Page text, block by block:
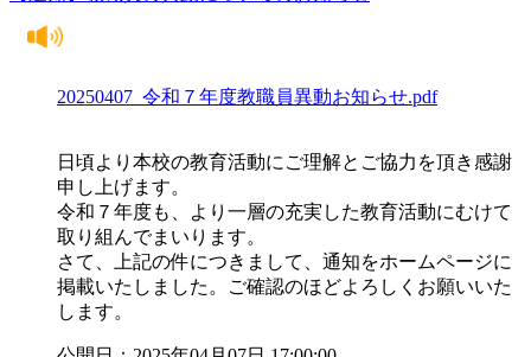
20250407_令和７年度教職員異動お知らせ.pdf
日頃より本校の教育活動にご理解とご協力を頂き感謝
申し上げます。
令和７年度も、より一層の充実した教育活動にむけて
取り組んでまいります。
さて、上記の件につきまして、通知をホームページに
掲載いたしました。ご確認のほどよろしくお願いいた
します。